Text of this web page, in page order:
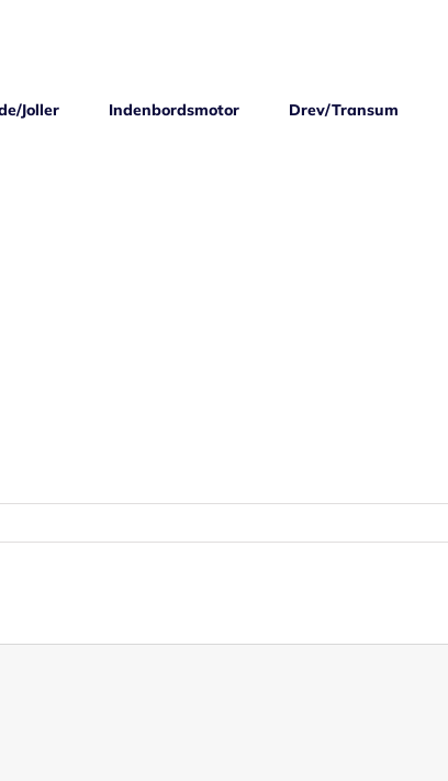
Joller Indenbordsmotor Drev/Transum